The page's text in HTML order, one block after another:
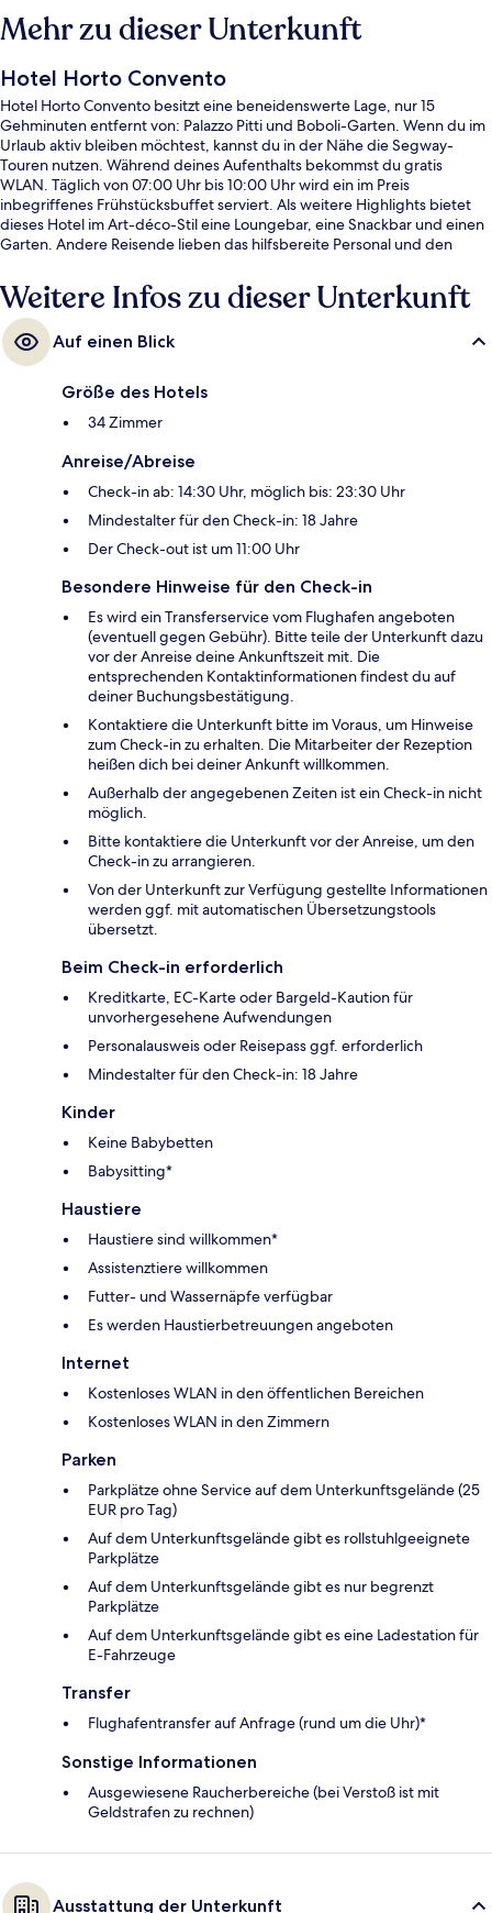
Mehr zu dieser Unterkunft
Hotel Horto Convento
Hotel Horto Convento besitzt eine beneidenswerte Lage, nur 15
Gehminuten entfernt von: Palazzo Pitti und Boboli-Garten. Wenn du im
Urlaub aktiv bleiben möchtest, kannst du in der Nähe die Segway-
Touren nutzen. Während deines Aufenthalts bekommst du gratis
WLAN. Täglich von 07:00 Uhr bis 10:00 Uhr wird ein im Preis
inbegriffenes Frühstücksbuffet serviert. Als weitere Highlights bietet
dieses Hotel im Art-déco-Stil eine Loungebar, eine Snackbar und einen
Garten. Andere Reisende lieben das hilfsbereite Personal und den
den öffentlichen Verkehrsmitteln entfernt: Zur U-Bahn
(Straßenbahnhaltestelle Alamanni - Stazione Santa Maria Novella) sind
es 14 Minuten.
Weitere Infos zu dieser Unterkunft
Auf einen Blick
Größe des Hotels
34 Zimmer
Anreise/Abreise
Check-in ab: 14:30 Uhr, möglich bis: 23:30 Uhr
Mindestalter für den Check-in: 18 Jahre
Der Check-out ist um 11:00 Uhr
Besondere Hinweise für den Check-in
Es wird ein Transferservice vom Flughafen angeboten
(eventuell gegen Gebühr). Bitte teile der Unterkunft dazu
vor der Anreise deine Ankunftszeit mit. Die
entsprechenden Kontaktinformationen findest du auf
deiner Buchungsbestätigung.
Kontaktiere die Unterkunft bitte im Voraus, um Hinweise
zum Check-in zu erhalten. Die Mitarbeiter der Rezeption
heißen dich bei deiner Ankunft willkommen.
Außerhalb der angegebenen Zeiten ist ein Check-in nicht
möglich.
Bitte kontaktiere die Unterkunft vor der Anreise, um den
Check-in zu arrangieren.
Von der Unterkunft zur Verfügung gestellte Informationen
werden ggf. mit automatischen Übersetzungstools
übersetzt.
Beim Check-in erforderlich
Kreditkarte, EC-Karte oder Bargeld-Kaution für
unvorhergesehene Aufwendungen
Personalausweis oder Reisepass ggf. erforderlich
Mindestalter für den Check-in: 18 Jahre
Kinder
Keine Babybetten
Babysitting*
Haustiere
Haustiere sind willkommen*
Assistenztiere willkommen
Futter- und Wassernäpfe verfügbar
Es werden Haustierbetreuungen angeboten
Internet
Kostenloses WLAN in den öffentlichen Bereichen
Kostenloses WLAN in den Zimmern
Parken
Parkplätze ohne Service auf dem Unterkunftsgelände (25
EUR pro Tag)
Auf dem Unterkunftsgelände gibt es rollstuhlgeeignete
Parkplätze
Auf dem Unterkunftsgelände gibt es nur begrenzt
Parkplätze
Auf dem Unterkunftsgelände gibt es eine Ladestation für
E-Fahrzeuge
Transfer
Flughafentransfer auf Anfrage (rund um die Uhr)*
Sonstige Informationen
Ausgewiesene Raucherbereiche (bei Verstoß ist mit
Geldstrafen zu rechnen)
Ausstattung der Unterkunft